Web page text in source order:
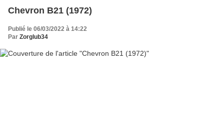
Chevron B21 (1972)
Publié le 06/03/2022 à 14:22
Par Zorglub34